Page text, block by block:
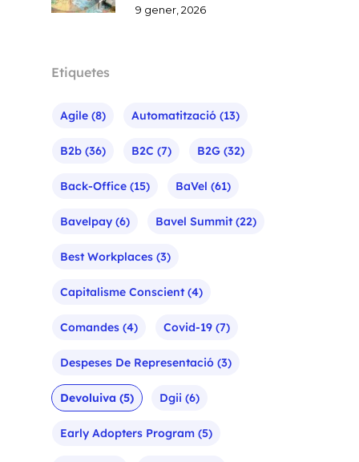
9 gener, 2026
Etiquetes
Agile (8) Automatització (13)
B2b (36) B2C (7) B2G (32)
Back-Office (15) BaVel (61)
Bavelpay (6) Bavel Summit(22)
Best Workplaces (3)
Capitalisme Conscient(4)
Comandes (4) Covid-19 (7)
Despeses De Representació (3)
Devoluiva (5) Dgii (6)
Early Adopters Program (5)